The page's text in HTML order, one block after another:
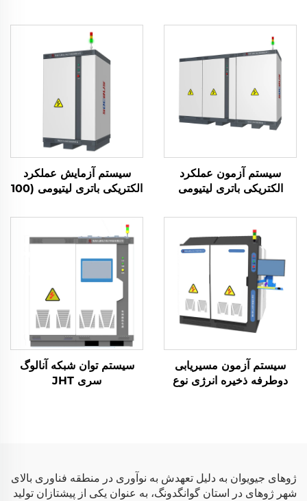
سیستم آزمون عملکرد
الکتریکی باتری لیتیومی
سیستم آزمایش عملکرد
الکتریکی باتری لیتیومی (100
سیستم آزمون مسیریابی
دوطرفه ذخیره انرژی نوع
سیستم توان شبکه آنالوگ
سری JHT
ژوهای جیویوان به دلیل تعهدش به نوآوری در منطقه فناوری بالای
شهر ژوهای در استان گوانگدونگ، به عنوان یکی از پیشتازان تولید